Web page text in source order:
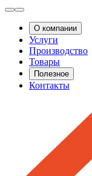
О компании
Услуги
Производство
Товары
Полезное
Контакты